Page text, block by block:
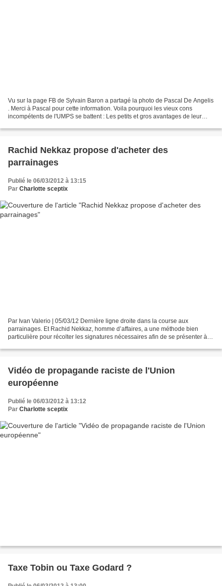
Vu sur la page FB de Sylvain Baron a partagé la photo de Pascal De Angelis
. Merci à Pascal pour cette information. Voila pourquoi les vieux cons
incompétents de l'UMPS se battent : Les petits et gros avantages de leur
Rachid Nekkaz propose d'acheter des
parrainages
Publié le 06/03/2012 à 13:15
Par Charlotte sceptix
Par Ivan Valerio | 05/03/12 Dernière ligne droite dans la course aux
parrainages. Et Rachid Nekkaz, homme d’affaires, a une méthode bien
particulière pour récolter les signatures nécessaires afin de se présenter à
Vidéo de propagande raciste de l'Union
européenne
Publié le 06/03/2012 à 13:12
Par Charlotte sceptix
Taxe Tobin ou Taxe Godard ?